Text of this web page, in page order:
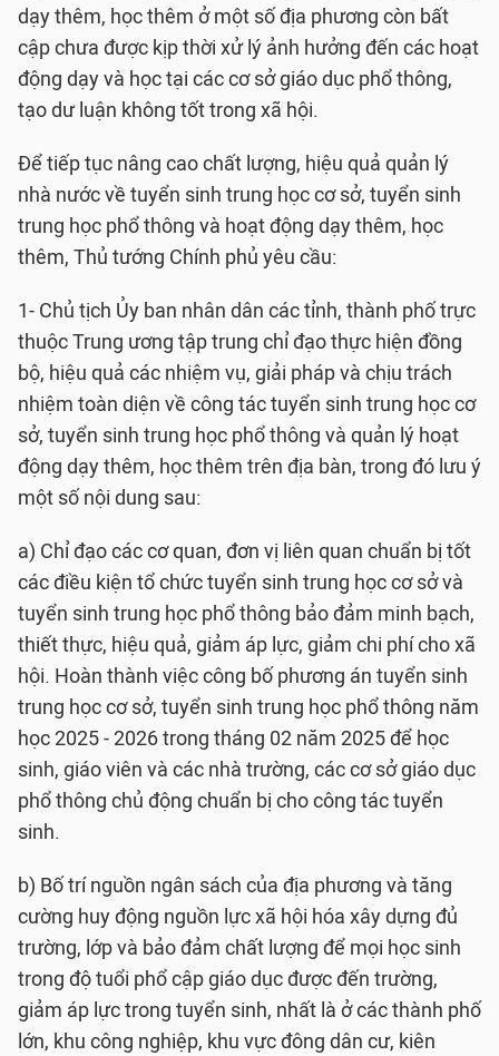
dạy thêm, học thêm ở một số địa phương còn bất
cập chưa được kịp thời xử lý ảnh hưởng đến các hoạt
động dạy và học tại các cơ sở giáo dục phổ thông,
tạo dư luận không tốt trong xã hội.
Để tiếp tục nâng cao chất lượng, hiệu quả quản lý
nhà nước về tuyển sinh trung học cơ sở, tuyển sinh
trung học phổ thông và hoạt động dạy thêm, học
thêm, Thủ tướng Chính phủ yêu cầu:
1- Chủ tịch Ủy ban nhân dân các tỉnh, thành phố trực
thuộc Trung ương tập trung chỉ đạo thực hiện đồng
bộ, hiệu quả các nhiệm vụ, giải pháp và chịu trách
nhiệm toàn diện về công tác tuyển sinh trung học cơ
sở, tuyển sinh trung học phổ thông và quản lý hoạt
động dạy thêm, học thêm trên địa bàn, trong đó lưu ý
một số nội dung sau:
a) Chỉ đạo các cơ quan, đơn vị liên quan chuẩn bị tốt
các điều kiện tổ chức tuyển sinh trung học cơ sở và
tuyển sinh trung học phổ thông bảo đảm minh bạch,
thiết thực, hiệu quả, giảm áp lực, giảm chi phí cho xã
hội. Hoàn thành việc công bố phương án tuyển sinh
trung học cơ sở, tuyển sinh trung học phổ thông năm
học 2025 - 2026 trong tháng 02 năm 2025 để học
sinh, giáo viên và các nhà trường, các cơ sở giáo dục
phổ thông chủ động chuẩn bị cho công tác tuyển
sinh.
b) Bố trí nguồn ngân sách của địa phương và tăng
cường huy động nguồn lực xã hội hóa xây dựng đủ
trường, lớp và bảo đảm chất lượng để mọi học sinh
trong độ tuổi phổ cập giáo dục được đến trường,
giảm áp lực trong tuyển sinh, nhất là ở các thành phố
lớn, khu công nghiệp, khu vực đông dân cư, kiên